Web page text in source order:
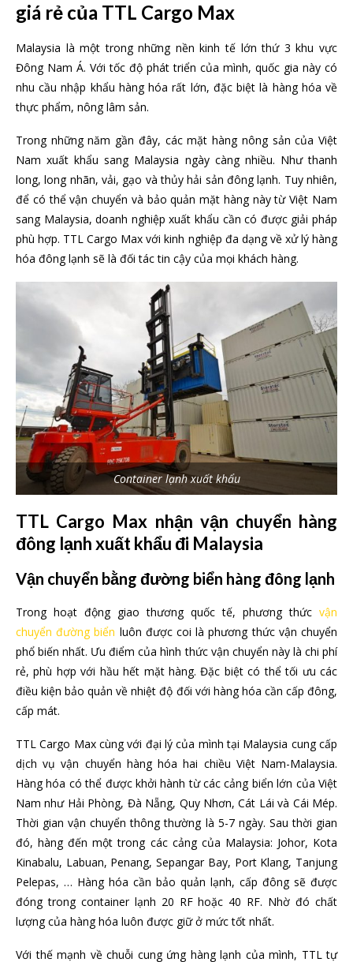
giá rẻ của TTL Cargo Max
Malaysia là một trong những nền kinh tế lớn thứ 3 khu vực
Đông Nam Á. Với tốc độ phát triển của mình, quốc gia này có
nhu cầu nhập khẩu hàng hóa rất lớn, đặc biệt là hàng hóa về
thực phẩm, nông lâm sản.
Trong những năm gần đây, các mặt hàng nông sản của Việt
Nam xuất khẩu sang Malaysia ngày càng nhiều. Như thanh
long, long nhãn, vải, gạo và thủy hải sản đông lạnh. Tuy nhiên,
để có thể vận chuyển và bảo quản mặt hàng này từ Việt Nam
sang Malaysia, doanh nghiệp xuất khẩu cần có được giải pháp
phù hợp. TTL Cargo Max với kinh nghiệp đa dạng về xử lý hàng
hóa đông lạnh sẽ là đối tác tin cậy của mọi khách hàng.
Container lạnh xuất khẩu
TTL Cargo Max nhận vận chuyển hàng
đông lạnh xuất khẩu đi Malaysia
Vận chuyển bằng đường biển hàng đông lạnh
Trong hoạt động giao thương quốc tế, phương thức vận
chuyển đường biển luôn được coi là phương thức vận chuyển
phổ biến nhất. Ưu điểm của hình thức vận chuyển này là chi phí
rẻ, phù hợp với hầu hết mặt hàng. Đặc biệt có thể tối ưu các
điều kiện bảo quản về nhiệt độ đối với hàng hóa cần cấp đông,
cấp mát.
TTL Cargo Max cùng với đại lý của mình tại Malaysia cung cấp
dịch vụ vận chuyển hàng hóa hai chiều Việt Nam-Malaysia.
Hàng hóa có thể được khởi hành từ các cảng biển lớn của Việt
Nam như Hải Phòng, Đà Nẵng, Quy Nhơn, Cát Lái và Cái Mép.
Thời gian vận chuyển thông thường là 5-7 ngày. Sau thời gian
đó, hàng đến một trong các cảng của Malaysia: Johor, Kota
Kinabalu, Labuan, Penang, Sepangar Bay, Port Klang, Tanjung
Pelepas, … Hàng hóa cần bảo quản lạnh, cấp đông sẽ được
đóng trong container lạnh 20 RF hoặc 40 RF. Nhờ đó chất
lượng của hàng hóa luôn được giữ ở mức tốt nhất.
Với thế mạnh về chuỗi cung ứng hàng lạnh của mình, TTL tự